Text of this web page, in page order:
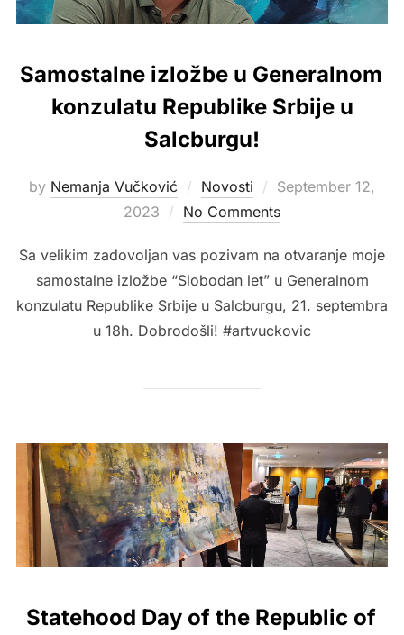
Samostalne izložbe u Generalnom
konzulatu Republike Srbije u
Salcburgu!
by Nemanja Vučković Novosti
Posted
on
September 12,
2023
No Comments
Sa velikim zadovoljan vas pozivam na otvaranje moje
samostalne izložbe “Slobodan let” u Generalnom
konzulatu Republike Srbije u Salcburgu, 21. septembra
u 18h. Dobrodošli! #artvuckovic
Statehood Day of the Republic of